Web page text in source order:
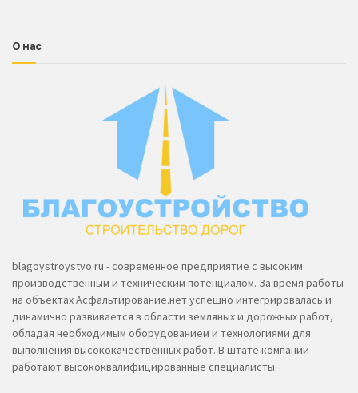
О нас
blagoystroystvo.ru - современное предприятие с высоким
производственным и техническим потенциалом. За время работы
на объектах Асфальтирование.нет успешно интегрировалась и
динамично развивается в области земляных и дорожных работ,
обладая необходимым оборудованием и технологиями для
выполнения высококачественных работ. В штате компании
работают высококвалифицированные специалисты.